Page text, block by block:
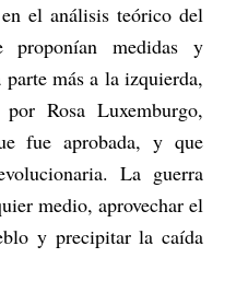
el análisis teórico del
medidas y
más a la izquierda,
Rosa Luxemburgo,
fue aprobada, y que
La guerra
medio, aprovechar el
y precipitar la caída